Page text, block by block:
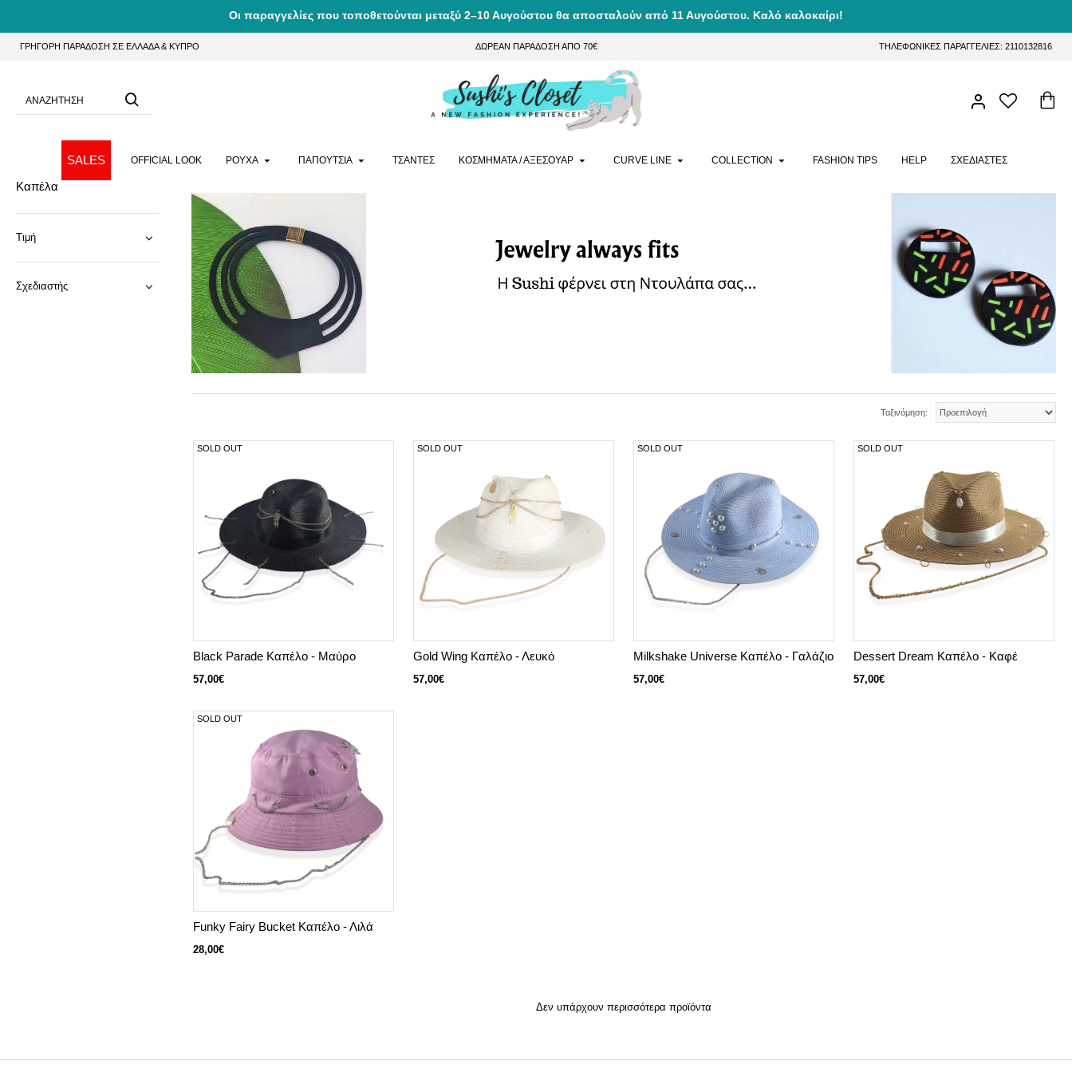
Οι παραγγελίες που τοποθετούνται μεταξύ 2–10 Αυγούστου θα αποσταλούν από 11 Αυγούστου. Καλό καλοκαίρι!
ΓΡΗΓΟΡΗ ΠΑΡΑΔΟΣΗ ΣΕ ΕΛΛΑΔΑ & ΚΥΠΡΟ ΔΩΡΕΑΝ ΠΑΡΑΔΟΣΗ ΑΠΟ 70€ ΤΗΛΕΦΩΝΙΚΕΣ ΠΑΡΑΓΓΕΛΙΕΣ: 2110132816
SALES OFFICIAL LOOK ΡΟΥΧΑ ΠΑΠΟΥΤΣΙΑ ΤΣΑΝΤΕΣ ΚΟΣΜΗΜΑΤΑ / ΑΞΕΣΟΥΑΡ CURVE LINE COLLECTION FASHION TIPS HELP ΣΧΕΔΙΑΣΤΕΣ
Καπέλα
Τιμή
Σχεδιαστής
Ταξινόμηση:
SOLD OUT
Black Parade Καπέλο - Μαύρο
57,00€
SOLD OUT
Gold Wing Καπέλο - Λευκό
57,00€
SOLD OUT
Milkshake Universe Καπέλο - Γαλάζιο
57,00€
SOLD OUT
Dessert Dream Καπέλο - Καφέ
57,00€
SOLD OUT
Funky Fairy Bucket Καπέλο - Λιλά
28,00€
Δεν υπάρχουν περισσότερα προϊόντα